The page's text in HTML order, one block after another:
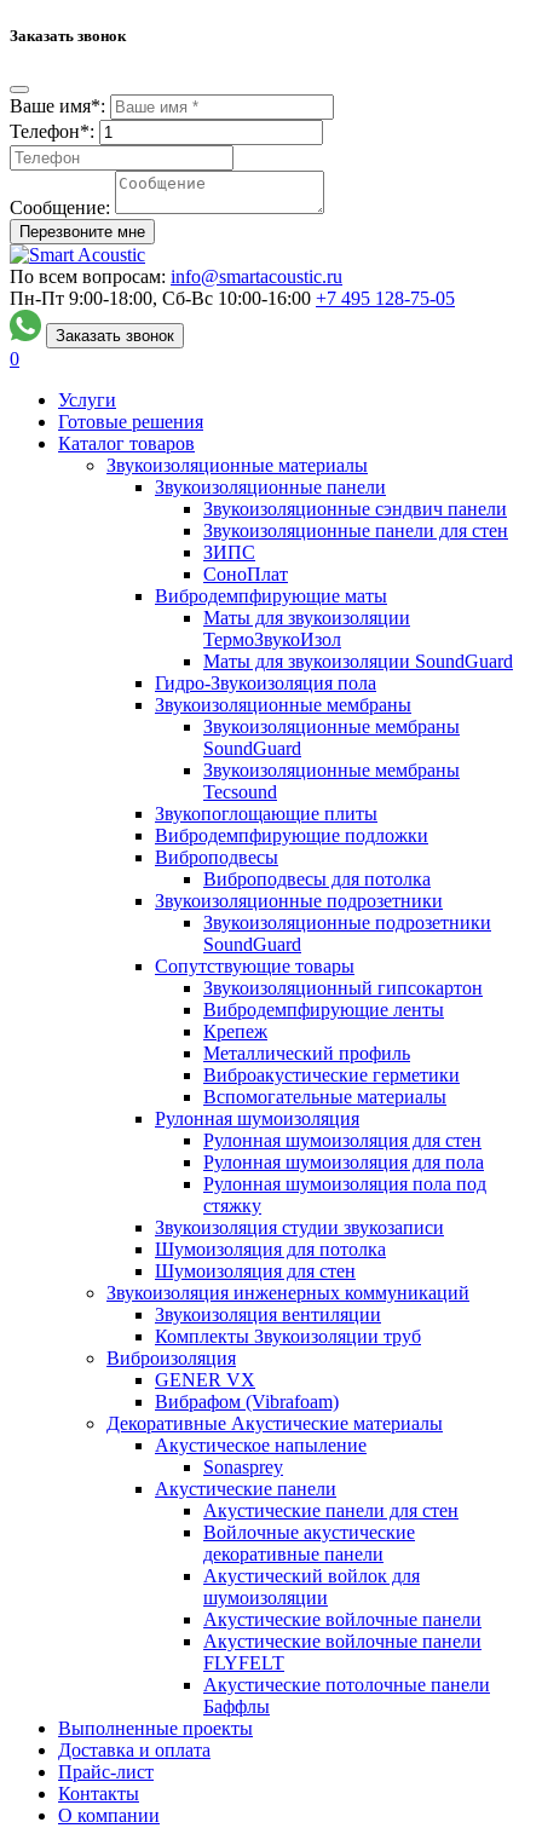
Заказать звонок
Ваше имя*:
Телефон*:
Сообщение:
Перезвоните мне
По всем вопросам: info@smartacoustic.ru
Пн-Пт 9:00-18:00, Сб-Вс 10:00-16:00 +7 495 128-75-05
Заказать звонок
0
Услуги
Готовые решения
Каталог товаров
Звукоизоляционные материалы
Звукоизоляционные панели
Звукоизоляционные сэндвич панели
Звукоизоляционные панели для стен
ЗИПС
СоноПлат
Вибродемпфирующие маты
Маты для звукоизоляции
ТермоЗвукоИзол
Маты для звукоизоляции SoundGuard
Гидро-Звукоизоляция пола
Звукоизоляционные мембраны
Звукоизоляционные мембраны
SoundGuard
Звукоизоляционные мембраны
Tecsound
Звукопоглощающие плиты
Вибродемпфирующие подложки
Виброподвесы
Виброподвесы для потолка
Звукоизоляционные подрозетники
Звукоизоляционные подрозетники
SoundGuard
Сопутствующие товары
Звукоизоляционный гипсокартон
Вибродемпфирующие ленты
Крепеж
Металлический профиль
Виброакустические герметики
Вспомогательные материалы
Рулонная шумоизоляция
Рулонная шумоизоляция для стен
Рулонная шумоизоляция для пола
Рулонная шумоизоляция пола под
стяжку
Звукоизоляция студии звукозаписи
Шумоизоляция для потолка
Шумоизоляция для стен
Звукоизоляция инженерных коммуникаций
Звукоизоляция вентиляции
Комплекты Звукоизоляции труб
Виброизоляция
GENER VX
Вибрафом (Vibrafoam)
Декоративные Акустические материалы
Акустическое напыление
Sonasprey
Акустические панели
Акустические панели для стен
Войлочные акустические
декоративные панели
Акустический войлок для
шумоизоляции
Акустические войлочные панели
Акустические войлочные панели
FLYFELT
Акустические потолочные панели
Баффлы
Выполненные проекты
Доставка и оплата
Прайс-лист
Контакты
О компании